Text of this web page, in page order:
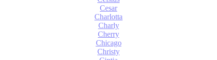
Cesar
Charlotta
Charly
Cherry
Chicago
Christy